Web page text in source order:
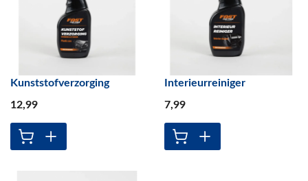
Kunststofverzorging
12,99
Interieurreiniger
7,99